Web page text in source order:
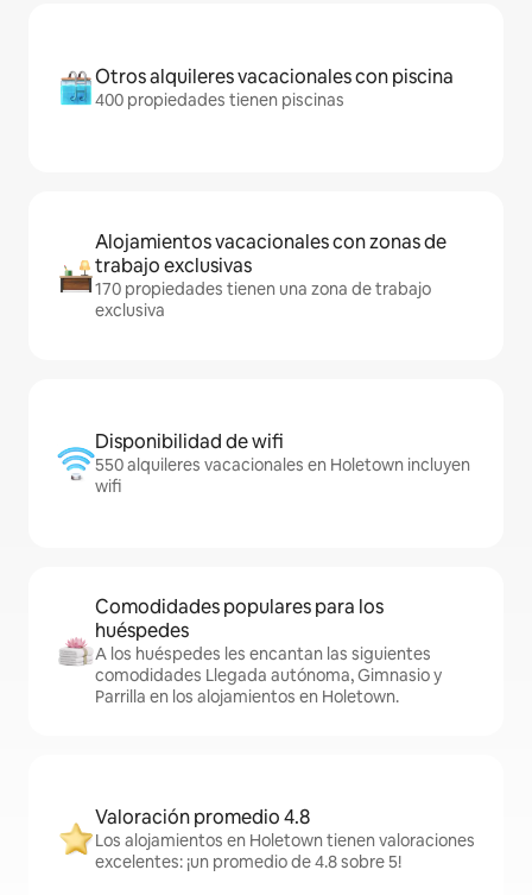
Otros alquileres vacacionales con piscina
400 propiedades tienen piscinas
Alojamientos vacacionales con zonas de
trabajo exclusivas
170 propiedades tienen una zona de trabajo
exclusiva
Disponibilidad de wifi
550 alquileres vacacionales en Holetown incluyen
wifi
Comodidades populares para los
huéspedes
A los huéspedes les encantan las siguientes
comodidades Llegada autónoma, Gimnasio y
Parrilla en los alojamientos en Holetown.
Valoración promedio 4.8
Los alojamientos en Holetown tienen valoraciones
excelentes: ¡un promedio de 4.8 sobre 5!